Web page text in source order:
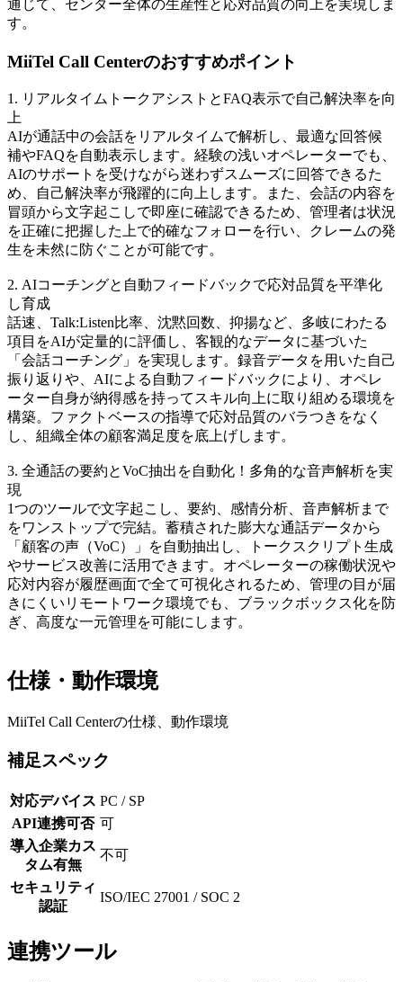
通じて、センター全体の生産性と応対品質の向上を実現しま
す。
MiiTel Call Centerのおすすめポイント
1. リアルタイムトークアシストとFAQ表示で自己解決率を向
上
AIが通話中の会話をリアルタイムで解析し、最適な回答候
補やFAQを自動表示します。経験の浅いオペレーターでも、
AIのサポートを受けながら迷わずスムーズに回答できるた
め、自己解決率が飛躍的に向上します。また、会話の内容を
冒頭から文字起こしで即座に確認できるため、管理者は状況
を正確に把握した上で的確なフォローを行い、クレームの発
生を未然に防ぐことが可能です。
2. AIコーチングと自動フィードバックで応対品質を平準化
し育成
話速、Talk:Listen比率、沈黙回数、抑揚など、多岐にわたる
項目をAIが定量的に評価し、客観的なデータに基づいた
「会話コーチング」を実現します。録音データを用いた自己
振り返りや、AIによる自動フィードバックにより、オペレ
ーター自身が納得感を持ってスキル向上に取り組める環境を
構築。ファクトベースの指導で応対品質のバラつきをなく
し、組織全体の顧客満足度を底上げします。
3. 全通話の要約とVoC抽出を自動化！多角的な音声解析を実
現
1つのツールで文字起こし、要約、感情分析、音声解析まで
をワンストップで完結。蓄積された膨大な通話データから
「顧客の声（VoC）」を自動抽出し、トークスクリプト生成
やサービス改善に活用できます。オペレーターの稼働状況や
応対内容が履歴画面で全て可視化されるため、管理の目が届
きにくいリモートワーク環境でも、ブラックボックス化を防
ぎ、高度な一元管理を可能にします。
仕様・動作環境
MiiTel Call Centerの仕様、動作環境
補足スペック
対応デバイス PC / SP
API連携可否 可
導入企業カス
タム有無
不可
セキュリティ
認証
ISO/IEC 27001 / SOC 2
連携ツール